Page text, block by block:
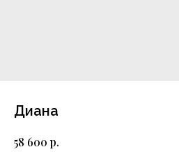
Диана
58 600 р.